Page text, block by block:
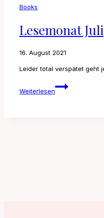
Books
Lesemonat Juli
16. August 2021
Leider total verspätet geht
Weiterlesen
Lesemonat
Juli